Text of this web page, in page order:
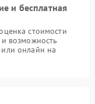
и бесплатная
стоимости
возможность
онлайн на